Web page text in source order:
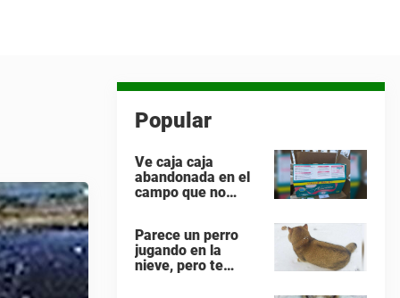
Popular
Ve caja caja
abandonada en el
campo que no
encuentra con lo
impensable
Parece un perro
jugando en la
nieve, pero te